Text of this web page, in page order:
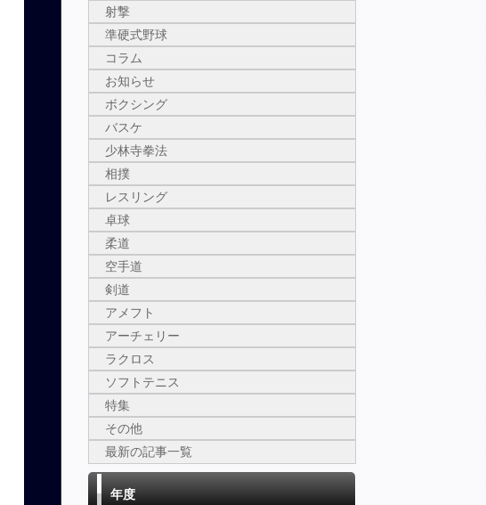
射撃
準硬式野球
コラム
お知らせ
ボクシング
バスケ
少林寺拳法
相撲
レスリング
卓球
柔道
空手道
剣道
アメフト
アーチェリー
ラクロス
ソフトテニス
特集
その他
最新の記事一覧
年度